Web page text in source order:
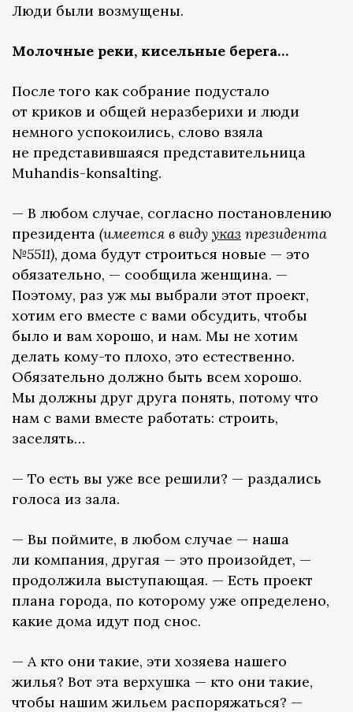
Люди были возмущены.
Молочные реки, кисельные берега…
После того как собрание подустало
от криков и общей неразберихи и люди
немного успокоились, слово взяла
не представившаяся представительница
Muhandis-konsalting.
— В любом случае, согласно постановлению
президента (имеется в виду указ президента
№5511), дома будут строиться новые — это
обязательно, — сообщила женщина. —
Поэтому, раз уж мы выбрали этот проект,
хотим его вместе с вами обсудить, чтобы
было и вам хорошо, и нам. Мы не хотим
делать кому-то плохо, это естественно.
Обязательно должно быть всем хорошо.
Мы должны друг друга понять, потому что
нам с вами вместе работать: строить,
заселять…
— То есть вы уже все решили? — раздались
голоса из зала.
— Вы поймите, в любом случае — наша
ли компания, другая — это произойдет, —
продолжила выступающая. — Есть проект
плана города, по которому уже определено,
какие дома идут под снос.
— А кто они такие, эти хозяева нашего
жилья? Вот эта верхушка — кто они такие,
чтобы нашим жильем распоряжаться? —